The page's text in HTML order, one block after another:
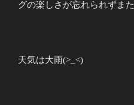
グの楽しさが忘れられずま
天気は大雨(>_<)